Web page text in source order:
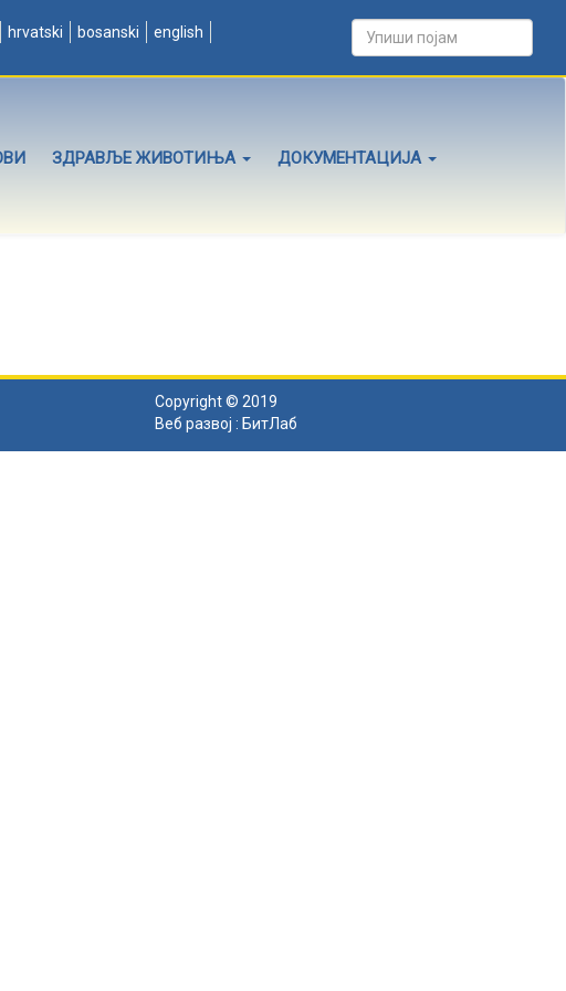
hrvatski bosanski english
ЗДРАВЉЕ ЖИВОТИЊА ДОКУМЕНТАЦИЈА
Copyright © 2019
Веб развој : БитЛаб